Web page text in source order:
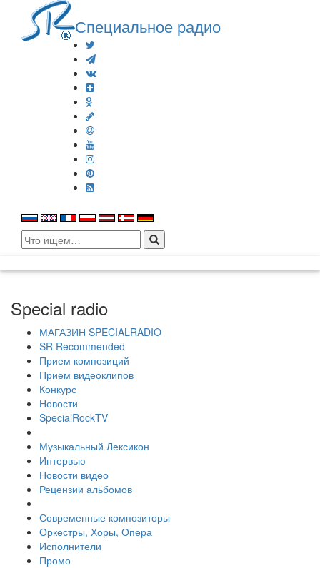
Специальное радио
Search
for:
Special radio
МАГАЗИН SPECIALRADIO
SR Recommended
Прием композиций
Прием видеоклипов
Конкурс
Новости
SpecialRockTV
Музыкальный Лексикон
Интервью
Новости видео
Рецензии альбомов
Современные композиторы
Оркестры, Хоры, Опера
Исполнители
Промо